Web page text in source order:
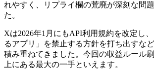
れやすく、リプライ欄の荒廃が深刻な問
た。
Xは2026年1月にもAPI利用規約を改定し
るアプリ」を禁止する方針を打ち出すな
積み重ねてきました。今回の収益ルール
上にある最大の一手といえます。